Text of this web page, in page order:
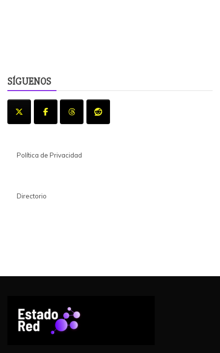
SÍGUENOS
Política de Privacidad
Directorio